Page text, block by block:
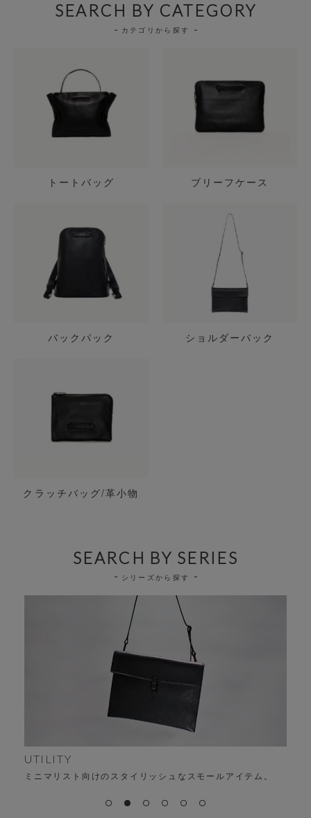
SEARCH BY CATEGORY
カテゴリから探す
トートバッグ ブリーフケース
バックパック ショルダーバック
クラッチバッグ/革小物
SEARCH BY SERIES
シリーズから探す
UTILITY
ミニマリスト向けのスタイリッシュなスモールアイテム。